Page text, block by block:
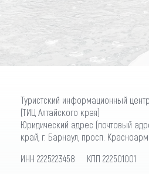
Туристский информационный
(ТИЦ Алтайского края)
Юридический адрес (почтовый
край, г. Барнаул, просп.
ИНН 2225223458 КПП 222501001